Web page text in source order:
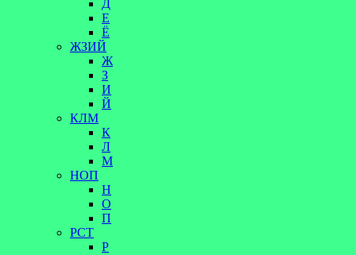
Д
Е
Ё
ЖЗИЙ
Ж
З
И
Й
КЛМ
К
Л
М
НОП
Н
О
П
РСТ
Р